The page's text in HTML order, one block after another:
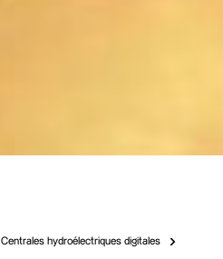
Centrales hydroélectriques digitales